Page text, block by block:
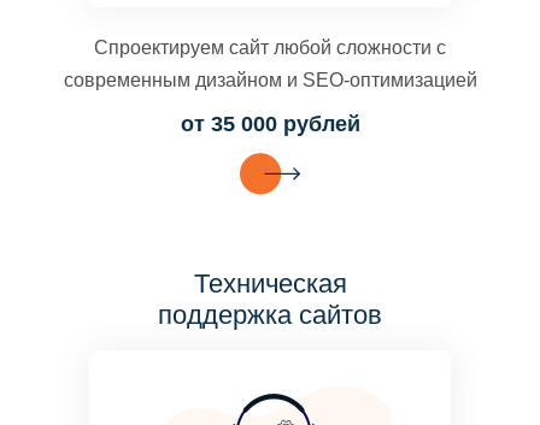
Спроектируем сайт любой сложности с
современным дизайном и SEO-оптимизацией
от 35 000 рублей
Техническая
поддержка сайтов